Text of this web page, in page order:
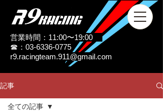
営業時間：11:00〜19:00
☎：03-6336-0775
r9.racingteam.911@gmail.com
記事
全ての記事